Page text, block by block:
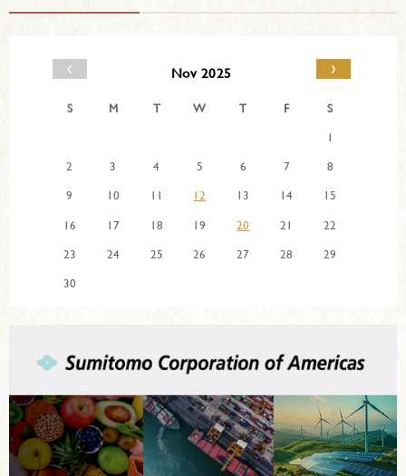
‹ Nov 2025 ›
S M T W T F
S
1
2
3 4 5 6 7
8
9
10 11 12 13 14
15
16
17 18 19 20 21
22
23
24 25 26 27 28
29
30